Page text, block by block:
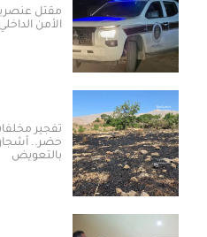
مقتل عنصرين من
الأمن الداخلي في السيدة
حضر.. أشجار مثمرة
بالتعويض